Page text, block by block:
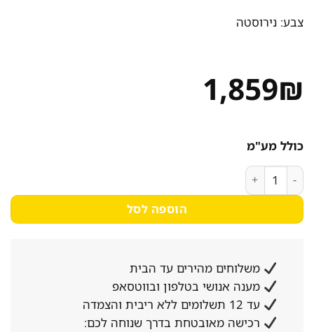
צבע: נירוסטה
1,859₪
כולל מע"מ
כמות של תנור בישול ואפיה משולב קריסטל FS65S נירוסטה
הוספה לסל
משלוחים מהירים עד הבית
מענה אנושי בטלפון ובווטסאפ
עד 12 תשלומים ללא ריבית והצמדה
רכישה מאובטחת בדרך שנוחה לכם: